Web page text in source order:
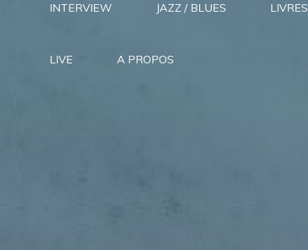
INTERVIEW JAZZ / BLUES LIVRES
LIVE A PROPOS